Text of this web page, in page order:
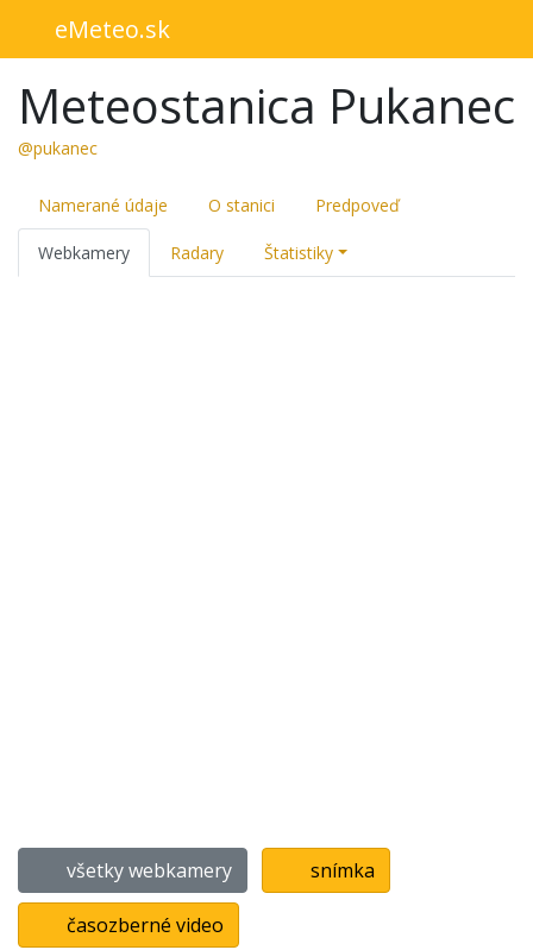
eMeteo.sk
Meteostanica Pukanec
@pukanec
Namerané údaje O stanici Predpoveď
Webkamery Radary Štatistiky
všetky webkamery snímka
časozberné video